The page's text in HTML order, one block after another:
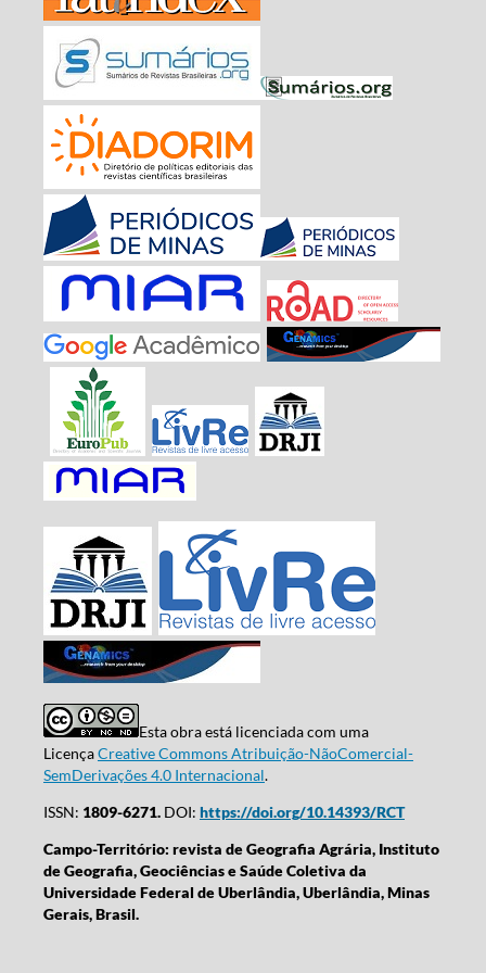
Esta obra está licenciada com uma
LicençaCreative Commons Atribuição-NãoComercial-
SemDerivações 4.0 Internacional.
ISSN: 1809-6271.DOI: https://doi.org/10.14393/RCT
Campo-Território: revista de Geografia Agrária, Instituto
de Geografia, Geociências e Saúde Coletiva da
Universidade Federal de Uberlândia, Uberlândia, Minas
Gerais, Brasil.